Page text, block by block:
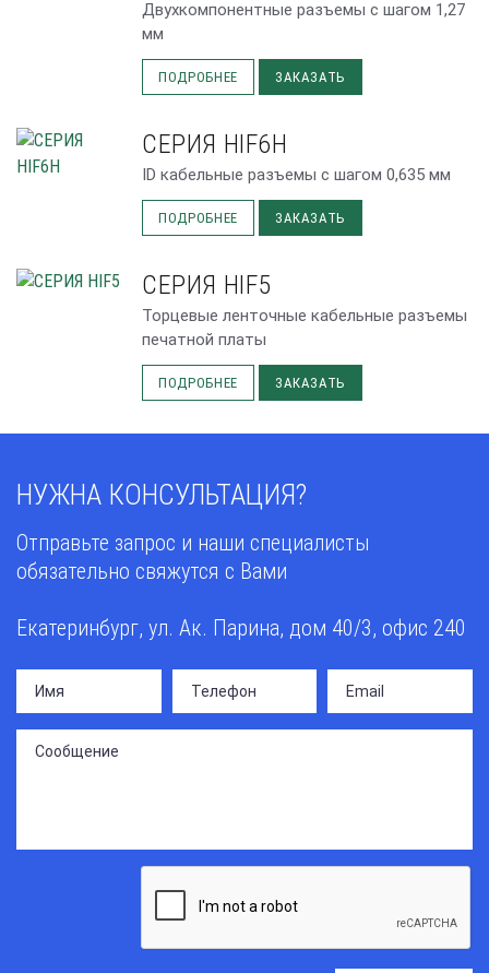
Двухкомпонентные разъемы с шагом 1,27
мм
ПОДРОБНЕЕ ЗАКАЗАТЬ
СЕРИЯ HIF6H
ID кабельные разъемы с шагом 0,635 мм
ПОДРОБНЕЕ ЗАКАЗАТЬ
СЕРИЯ HIF5
Торцевые ленточные кабельные разъемы
печатной платы
ПОДРОБНЕЕ ЗАКАЗАТЬ
НУЖНА КОНСУЛЬТАЦИЯ?
Отправьте запрос и наши специалисты
обязательно свяжутся с Вами
Екатеринбург, ул. Ак. Парина, дом 40/3, офис 240